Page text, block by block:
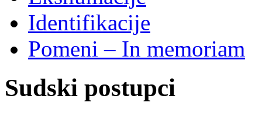
Identifikacije
Pomeni – In memoriam
Sudski postupci